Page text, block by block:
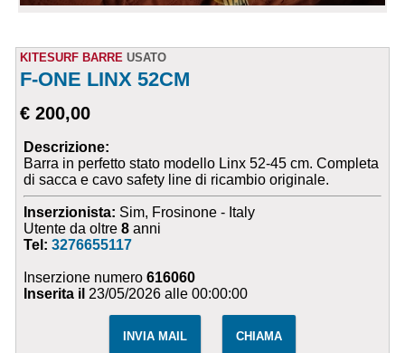
KITESURF BARRE USATO
F-ONE LINX 52CM
€ 200,00
Descrizione:
Barra in perfetto stato modello Linx 52-45 cm. Completa
di sacca e cavo safety line di ricambio originale.
Inserzionista: Sim, Frosinone - Italy
Utente da oltre8 anni
Tel:3276655117
Inserzione numero616060
Inserita il 23/05/2026 alle 00:00:00
INVIA MAIL CHIAMA